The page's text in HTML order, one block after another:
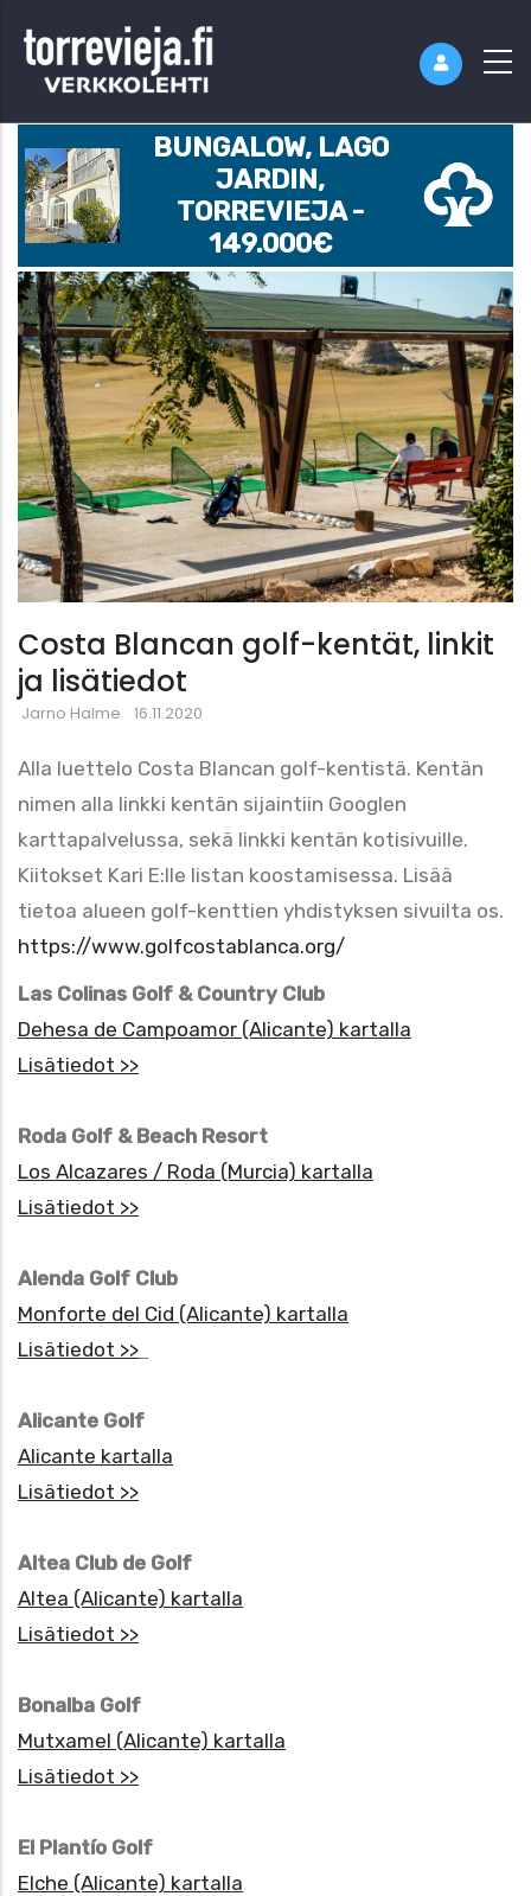
BUNGALOW, LAGO
JARDIN,
TORREVIEJA -
149.000€
Costa Blancan golf-kentät, linkit
ja lisätiedot
Jarno Halme 16.11.2020
Alla luettelo Costa Blancan golf-kentistä. Kentän
nimen alla linkki kentän sijaintiin Googlen
karttapalvelussa, sekä linkki kentän kotisivuille.
Kiitokset Kari E:lle listan koostamisessa. Lisää
tietoa alueen golf-kenttien yhdistyksen sivuilta os.
https://www.golfcostablanca.org/
Las Colinas Golf & Country Club
Dehesa de Campoamor (Alicante) kartalla
Lisätiedot >>
Roda Golf & Beach Resort
Los Alcazares / Roda (Murcia) kartalla
Lisätiedot >>
Alenda Golf Club
Monforte del Cid (Alicante) kartalla
Lisätiedot >>
Alicante Golf
Alicante kartalla
Lisätiedot >>
Altea Club de Golf
Altea (Alicante) kartalla
Lisätiedot >>
Bonalba Golf
Mutxamel (Alicante) kartalla
Lisätiedot >>
El Plantío Golf
Elche (Alicante) kartalla